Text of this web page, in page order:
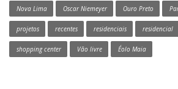
Nova Lima Oscar Niemeyer Ouro Preto
projetos recentes residenciais residencial
shopping center Vão livre Éolo Maia